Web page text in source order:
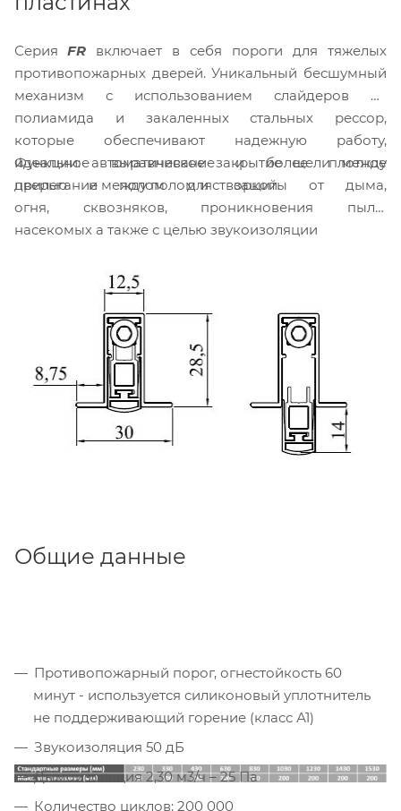
Серия FR включает в себя пороги для тяжелых
противопожарных дверей. Уникальный бесшумный
механизм с использованием слайдеров из
полиамида и закаленных стальных рессор,
которые обеспечивают надежную работу,
идеальное выравнивание и более плотное
прилегание между полом и створкой.
Функции: автоматическое закрытие щели между
дверью и полом для защиты от дыма,
огня, сквозняков, проникновения пыли,
насекомых а также с целью звукоизоляции
Общие данные
Противопожарный порог, огнестойкость 60
минут - используется силиконовый уплотнитель
не поддерживающий горение (класс А1)
Звукоизоляция 50 дБ
Дымоизоляция 2,30 м3/ч – 25 Па
Количество циклов: 200 000